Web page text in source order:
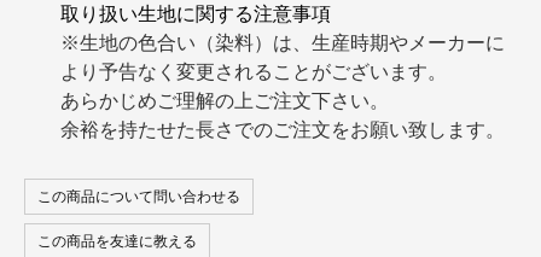
取り扱い生地に関する注意事項
※生地の色合い（染料）は、生産時期やメーカーに
より予告なく変更されることがございます。
あらかじめご理解の上ご注文下さい。
余裕を持たせた長さでのご注文をお願い致します。
この商品について問い合わせる
この商品を友達に教える